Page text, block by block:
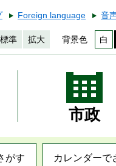
Foreign language 音
標準 拡大 背景色 白
市政
がす カレンダーで